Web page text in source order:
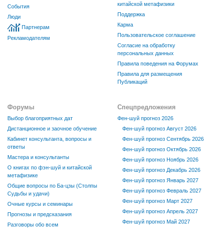
События
Люди
Партнерам
Рекламодателям
китайской метафизики
Поддержка
Карма
Пользовательское соглашение
Согласие на обработку
персональных данных
Правила поведения на Форумах
Правила для размещения
Публикаций
Форумы
Выбор благоприятных дат
Дистанционное и заочное обучение
Кабинет консультанта, вопросы и
ответы
Мастера и консультанты
О книгах по фэн-шуй и китайской
метафизике
Общие вопросы по Ба-цзы (Столпы
Судьбы и удачи)
Очные курсы и семинары
Прогнозы и предсказания
Разговоры обо всем
Спецпредложения
Фен-шуй прогноз 2026
Фен-шуй прогноз Август 2026
Фен-шуй прогноз Сентябрь 2026
Фен-шуй прогноз Октябрь 2026
Фен-шуй прогноз Ноябрь 2026
Фен-шуй прогноз Декабрь 2026
Фен-шуй прогноз Январь 2027
Фен-шуй прогноз Февраль 2027
Фен-шуй прогноз Март 2027
Фен-шуй прогноз Апрель 2027
Фен-шуй прогноз Май 2027